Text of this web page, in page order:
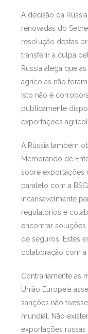
A decisão da
renovadas do
resolução destas
transferir a culpa
Rússia alega que
agrícolas não
Isto não é
publicamente
exportações
A Rússia também
Memorando de
sobre exportações
paralelo com a
incansavelmente
regulatórios e
encontrar soluções
de seguros. Estes
colaboração com a
Contrariamente às
União Europeia
sanções não
mundial. Não
exportações